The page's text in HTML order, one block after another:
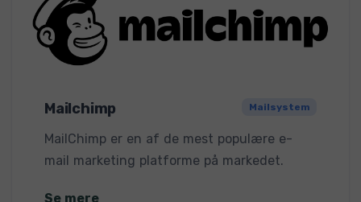
Mailchimp Mailsystem
MailChimp er en af de mest populære e-
mail marketing platforme på markedet.
Se mere